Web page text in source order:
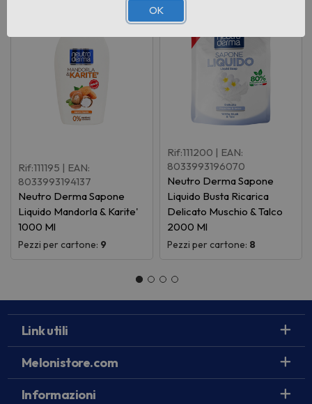
Rif:111195 | EAN:
8033993194137
Neutro Derma Sapone
Liquido Mandorla & Karite'
1000 Ml
Pezzi per cartone: 9
Rif:111200 | EAN:
8033993196070
Neutro Derma Sapone
Liquido Busta Ricarica
Delicato Muschio & Talco
2000 Ml
Pezzi per cartone: 8
Link utili
Melonistore.com
Informazioni
OK